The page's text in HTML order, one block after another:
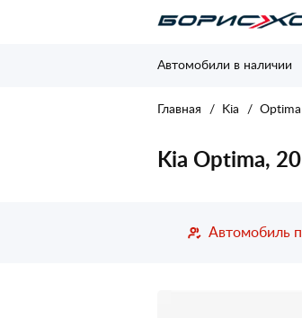
Автомобили в наличии
Главная Kia Optima
Kia Optima,
Автомобиль